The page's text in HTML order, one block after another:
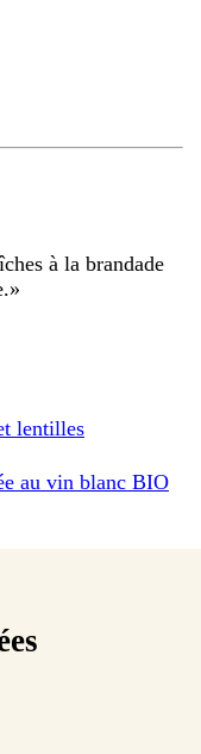
à la brandade
»
lentilles
au vin blanc BIO